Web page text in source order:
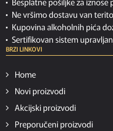
Ne vršimo dostavu van
Kupovina alkoholnih pića
Sertifikovan sistem
BRZI LINKOVI
Home
Novi proizvodi
Akcijski proizvodi
Preporučeni proizvodi